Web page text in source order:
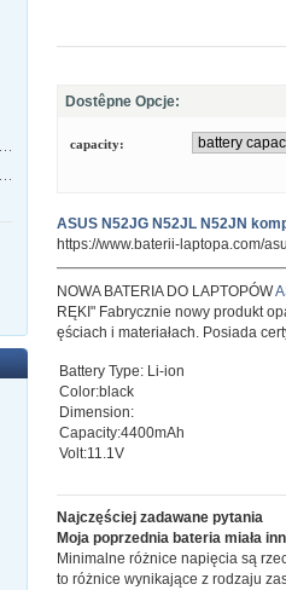
Dostêpne Opcje:
capacity:
ASUS N52JG N52JL N52JN
https://www.baterii-laptopa.com/
NOWA BATERIA DO LAPTOPÓW
RĘKI" Fabrycznie nowy produkt
ęściach i materiałach. Posiada
Battery Type: Li-ion
Color:black
Dimension:
Capacity:4400mAh
Volt:11.1V
Najczęściej zadawane pytania
Moja poprzednia bateria miała
Minimalne różnice napięcia są
to różnice wynikające z rodzaju